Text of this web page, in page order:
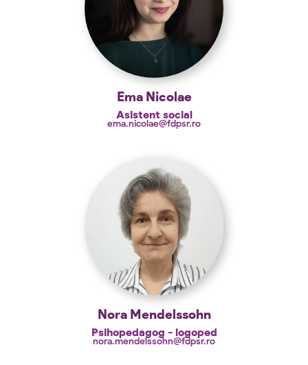
Ema Nicolae
Asistent social
ema.nicolae@fdpsr.ro
Nora Mendelssohn
Psihopedagog - logoped
nora.mendelssohn@fdpsr.ro